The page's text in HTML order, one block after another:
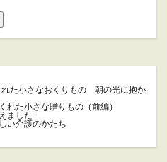
た小さなおくりもの 朝の光に抱か
た小さな贈りもの（前編）
ました
い介護のかたち